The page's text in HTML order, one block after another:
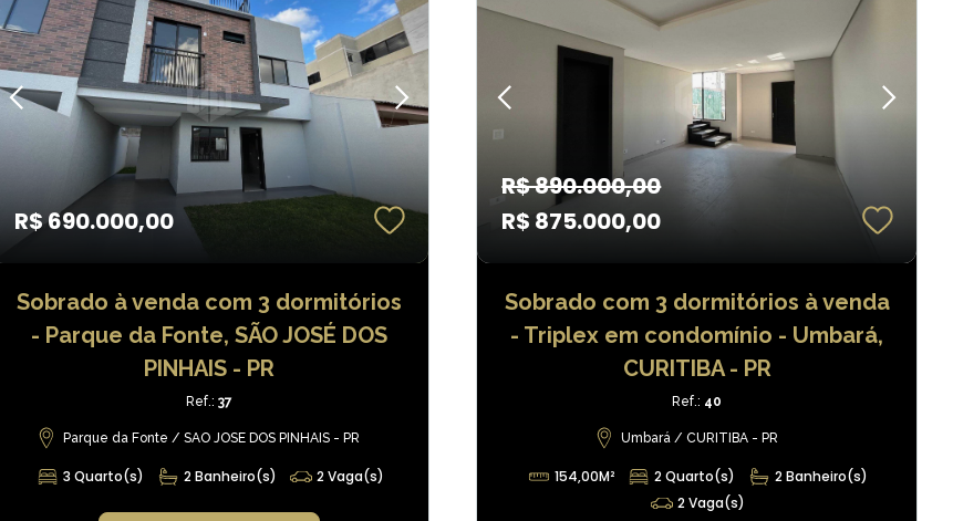
R$ 690.000,00
Sobrado à venda com 3 dormitórios
- Parque da Fonte, SÃO JOSÉ DOS
PINHAIS - PR
Ref.: 37
Parque da Fonte / SAO JOSE DOS PINHAIS - PR
3 Quarto(s) 2 Banheiro(s) 2 Vaga(s)
R$ 890.000,00
R$ 875.000,00
Sobrado com 3 dormitórios à venda
- Triplex em condomínio - Umbará,
CURITIBA - PR
Ref.: 40
Umbará / CURITIBA - PR
154,00M² 2 Quarto(s)
2 Banheiro(s)
2 Vaga(s)